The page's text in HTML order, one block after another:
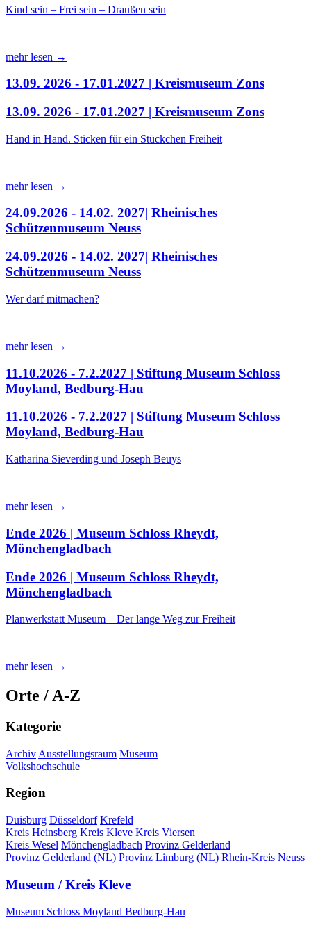
Kind sein – Frei sein – Draußen sein
mehr lesen →
13.09. 2026 - 17.01.2027 | Kreismuseum Zons
13.09. 2026 - 17.01.2027 | Kreismuseum Zons
Hand in Hand. Sticken für ein Stückchen Freiheit
mehr lesen →
24.09.2026 - 14.02. 2027| Rheinisches
Schützenmuseum Neuss
24.09.2026 - 14.02. 2027| Rheinisches
Schützenmuseum Neuss
Wer darf mitmachen?
mehr lesen →
11.10.2026 - 7.2.2027 | Stiftung Museum Schloss
Moyland, Bedburg-Hau
11.10.2026 - 7.2.2027 | Stiftung Museum Schloss
Moyland, Bedburg-Hau
Katharina Sieverding und Joseph Beuys
mehr lesen →
Ende 2026 | Museum Schloss Rheydt,
Mönchengladbach
Ende 2026 | Museum Schloss Rheydt,
Mönchengladbach
Planwerkstatt Museum – Der lange Weg zur Freiheit
mehr lesen →
Orte / A-Z
Kategorie
Archiv Ausstellungsraum Museum
Volkshochschule
Region
Duisburg Düsseldorf Krefeld
Kreis Heinsberg Kreis Kleve Kreis Viersen
Kreis Wesel Mönchengladbach Provinz Gelderland
Provinz Gelderland (NL) Provinz Limburg (NL) Rhein-Kreis Neuss
Museum / Kreis Kleve
Museum Schloss Moyland Bedburg-Hau